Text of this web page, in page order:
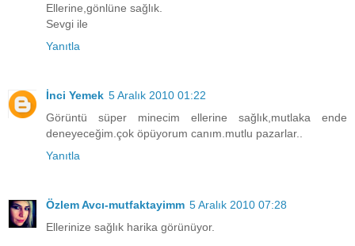
Ellerine,gönlüne sağlık.
Sevgi ile
Yanıtla
İnci Yemek 5 Aralık 2010 01:22
Görüntü süper minecim ellerine sağlık,mutlaka ende
deneyeceğim.çok öpüyorum canım.mutlu pazarlar..
Yanıtla
Özlem Avcı-mutfaktayimm 5 Aralık 2010 07:28
Ellerinize sağlık harika görünüyor.